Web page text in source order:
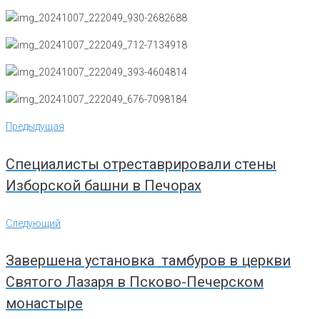
Навигация
по
Предыдущая
Предыдущая
Специалисты отреставрировали стены
Изборской башни в Печорах
Следующий
Следующий
Завершена установка тамбуров в церкви
Святого Лазаря в Псково-Печерском
монастыре